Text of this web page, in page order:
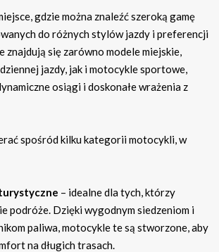
gdzie można znaleźć szeroką gamę
do różnych stylów jazdy i preferencji
znajdują się zarówno modele miejskie,
jazdy, jak i motocykle sportowe,
osiągi i doskonałe wrażenia z
spośród kilku kategorii motocykli, w
– idealne dla tych, którzy
podróże. Dzięki wygodnym siedzeniom i
paliwa, motocykle te są stworzone, aby
na długich trasach.